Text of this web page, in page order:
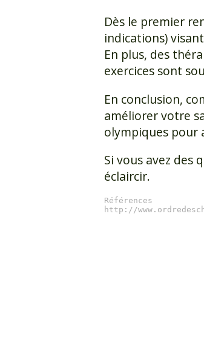
Dès le premier
indications)
En plus, des
exercices sont
En conclusion,
améliorer votre
olympiques pour
Si vous avez des
éclaircir.
Références
http://